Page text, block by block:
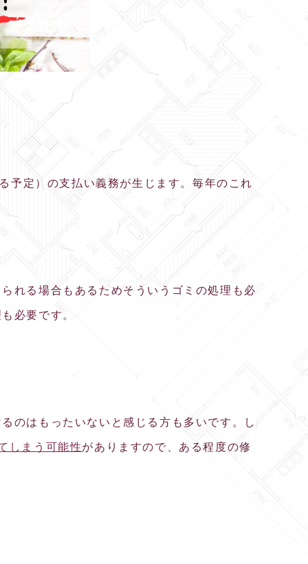
予定）の支払い義務が生じます。毎年のこれ
れる場合もあるためそういうゴミの処理も必
必要です。
のはもったいないと感じる方も多いです。し
しまう可能性がありますので、ある程度の修